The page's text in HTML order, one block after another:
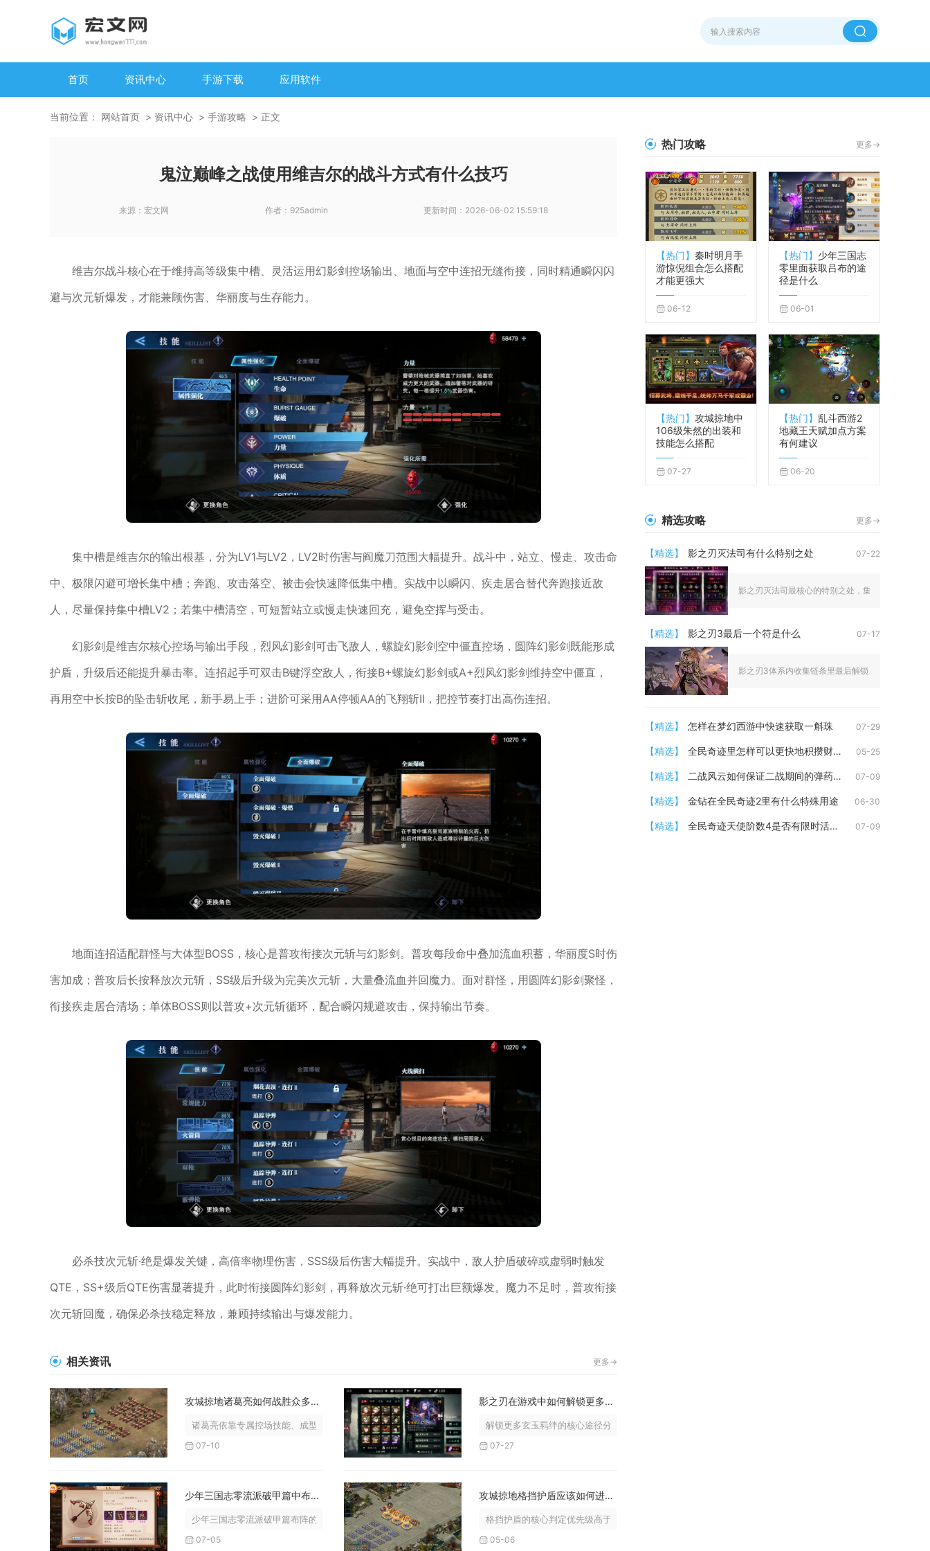
首页 资讯中心 手游下载 应用软件
当前位置： 网站首页 资讯中心 手游攻略 正文
鬼泣巅峰之战使用维吉尔的战斗方式有什么技巧
来源： 宏文网 作者： 925admin 更新时间： 2026-06-02 15:59:18
维吉尔战斗核心在于维持高等级集中槽、灵活运用幻影剑控场输出、地面与空中连招无缝衔接，同时精通瞬闪闪
避与次元斩爆发，才能兼顾伤害、华丽度与生存能力。
集中槽是维吉尔的输出根基，分为LV1与LV2，LV2时伤害与阎魔刀范围大幅提升。战斗中，站立、慢走、攻击命
中、极限闪避可增长集中槽；奔跑、攻击落空、被击会快速降低集中槽。实战中以瞬闪、疾走居合替代奔跑接近敌
人，尽量保持集中槽LV2；若集中槽清空，可短暂站立或慢走快速回充，避免空挥与受击。
幻影剑是维吉尔核心控场与输出手段，烈风幻影剑可击飞敌人，螺旋幻影剑空中僵直控场，圆阵幻影剑既能形成
护盾，升级后还能提升暴击率。连招起手可双击B键浮空敌人，衔接B+螺旋幻影剑或A+烈风幻影剑维持空中僵直，
再用空中长按B的坠击斩收尾，新手易上手；进阶可采用AA停顿AA的飞翔斩Ⅱ，把控节奏打出高伤连招。
地面连招适配群怪与大体型BOSS，核心是普攻衔接次元斩与幻影剑。普攻每段命中叠加流血积蓄，华丽度S时伤
害加成；普攻后长按释放次元斩，SS级后升级为完美次元斩，大量叠流血并回魔力。面对群怪，用圆阵幻影剑聚怪，
衔接疾走居合清场；单体BOSS则以普攻+次元斩循环，配合瞬闪规避攻击，保持输出节奏。
必杀技次元斩·绝是爆发关键，高倍率物理伤害，SSS级后伤害大幅提升。实战中，敌人护盾破碎或虚弱时触发
QTE，SS+级后QTE伤害显著提升，此时衔接圆阵幻影剑，再释放次元斩·绝可打出巨额爆发。魔力不足时，普攻衔接
次元斩回魔，确保必杀技稳定释放，兼顾持续输出与爆发能力。
相关资讯 更多->
攻城掠地诸葛亮如何战胜众多对手称为至尊
诸葛亮依靠专属控场技能、成型装备搭配、适配阵容体系与分流派对...
07-10
影之刃在游戏中如何解锁更多的玄玉羁绊
解锁更多玄玉羁绊的核心途径分为心法成套收集、心法升火升华、专...
07-27
少年三国志零流派破甲篇中布阵的理论依据是什么
少年三国志零流派破甲篇布阵的理论依据分为四层核心逻辑，分别是...
07-05
攻城掠地格挡护盾应该如何进行测试验证
格挡护盾的核心判定优先级高于常规减伤与血量吸收，单次足额伤害...
05-06
热门攻略 更多->
【热门】 秦时明月手
游惊倪组合怎么搭配
才能更强大
06-12
【热门】 少年三国志
零里面获取吕布的途
径是什么
06-01
【热门】 攻城掠地中
106级朱然的出装和
技能怎么搭配
07-27
【热门】 乱斗西游2
地藏王天赋加点方案
有何建议
06-20
精选攻略 更多->
【精选】 影之刃灭法司有什么特别之处 07-22
影之刃灭法司最核心的特别之处，集中在专属战斗
【精选】 影之刃3最后一个符是什么 07-17
影之刃3体系内收集链条里最后解锁、品级最高的符
【精选】 怎样在梦幻西游中快速获取一斛珠 07-29
【精选】 全民奇迹里怎样可以更快地积攒财富 05-25
【精选】 二战风云如何保证二战期间的弹药供给 07-09
【精选】 金钻在全民奇迹2里有什么特殊用途 06-30
【精选】 全民奇迹天使阶数4是否有限时活动可以参与 07-09